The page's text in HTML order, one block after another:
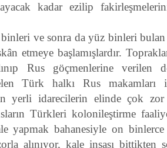
kadar ezilip
binleri ve sonra da yüz binleri
etmeye başlamışlardır.
Rus göçmenlerine verilen
Türk halkı Rus makamları
yerli idarecilerin elinde çok zor
Türkleri kolonileştirme
yapmak bahanesiyle on
alınıyor, kale inşası bittikten